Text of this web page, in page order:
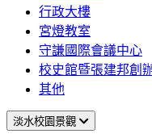
行政大樓
宮燈教室
守謙國際會議中心
校史館暨張建邦創
其他
淡水校園景觀